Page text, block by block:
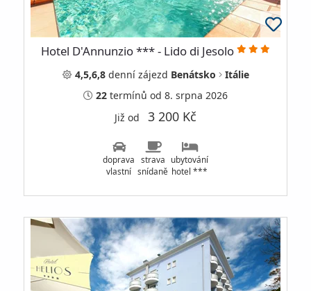
Hotel D'Annunzio *** - Lido di Jesolo
4,5,6,8dennízájezd Benátsko
Itálie
22 termínů od 8. srpna 2026
Již od 3 200 Kč
doprava
vlastní
strava
snídaně
ubytování
hotel ***